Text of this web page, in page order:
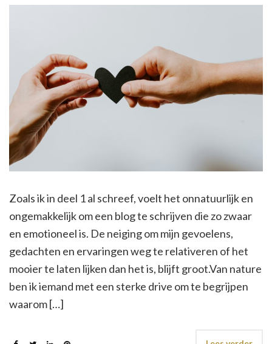
Zoals ik in deel 1 al schreef, voelt het onnatuurlijk en
ongemakkelijk om een blog te schrijven die zo zwaar
en emotioneel is. De neiging om mijn gevoelens,
gedachten en ervaringen weg te relativeren of het
mooier te laten lijken dan het is, blijft groot.Van nature
ben ik iemand met een sterke drive om te begrijpen
waarom […]